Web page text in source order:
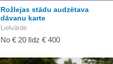
Rožlejas stādu audzētava
dāvanu karte
Lielvārde
No € 20 līdz € 400